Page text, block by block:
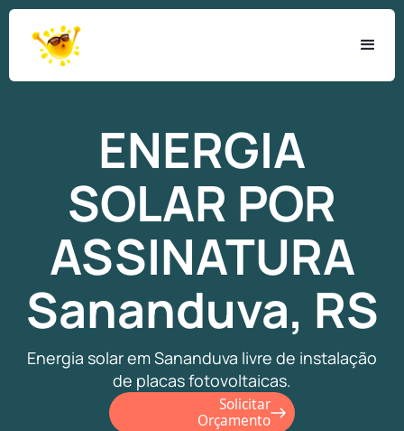
ENERGIA
SOLAR POR
ASSINATURA
Sananduva, RS
Energia solar em Sananduva livre de instalação
de placas fotovoltaicas.
Solicitar
Orçamento